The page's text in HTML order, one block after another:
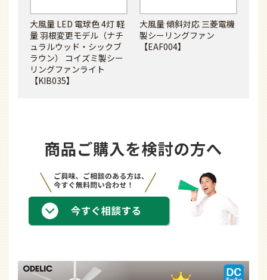
大風量 LED 電球色 4灯 軽
量 羽根変更モデル（ナチ
ュラルウッド・シックブ
ラウン） コイズミ製シー
リングファンライト
【KIB035】
大風量 傾斜対応 三菱電機
製シーリングファン
【EAF004】